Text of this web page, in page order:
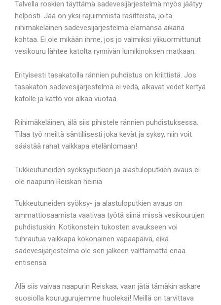
Talvella roskien täyttämä sadevesijärjestelmä myös jäätyy
helposti. Jää on yksi rajuimmista rasitteista, joita
riihimäkeläinen sadevesijärjestelmä elämänsä aikana
kohtaa. Ei ole mikään ihme, jos jo valmiiksi ylikuormittunut
vesikouru lähtee katolta rynnivän lumikinoksen matkaan.
Erityisesti tasakatolla rännien puhdistus on kriittistä. Jos
tasakaton sadevesijärjestelmä ei vedä, alkavat vedet kertyä
katolle ja katto voi alkaa vuotaa.
Riihimäkeläinen, älä siis pihistele rännien puhdistuksessa.
Tilaa työ meiltä säntillisesti joka kevät ja syksy, niin voit
säästää rahat vaikkapa etelänlomaan!
Tukkeutuneiden syöksyputkien ja alastuloputkien avaus ei
ole naapurin Reiskan heiniä
Tukkeutuneiden syöksy- ja alastuloputkien avaus on
ammattiosaamista vaativaa työtä siinä missä vesikourujen
puhdistuskin. Kotikonstein tukosten avaukseen voi
tuhrautua vaikkapa kokonainen vapaapäivä, eikä
sadevesijärjestelmä ole sen jälkeen välttämättä enää
entisensä.
Älä siis vaivaa naapurin Reiskaa, vaan jätä tämäkin askare
suosiolla kourugurujemme huoleksi! Meillä on tarvittava